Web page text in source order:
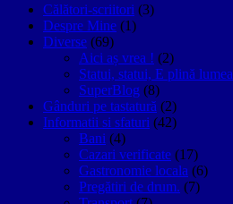
Călători-scriitori (3)
Despre Mine (1)
Diverse (69)
Aici aș vrea ! (2)
Statui, statui, E plină
SuperBlog (8)
Gânduri pe tastatură (2)
Informatii si sfaturi (42)
Bani (4)
Cazari verificate (17)
Gastronomie locala (6)
Pregătiri de drum. (7)